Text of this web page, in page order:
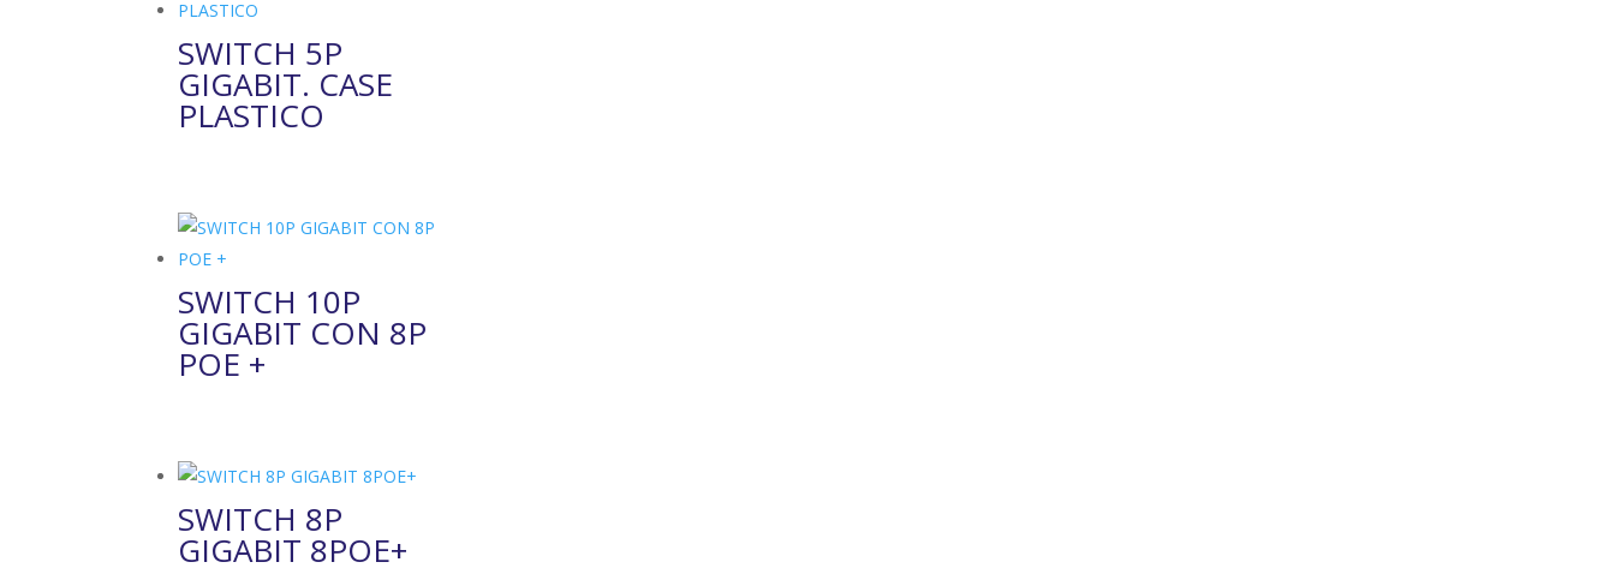
SWITCH 5P
GIGABIT. CASE
PLASTICO
SWITCH 10P
GIGABIT CON 8P
POE +
SWITCH 8P
GIGABIT 8POE+